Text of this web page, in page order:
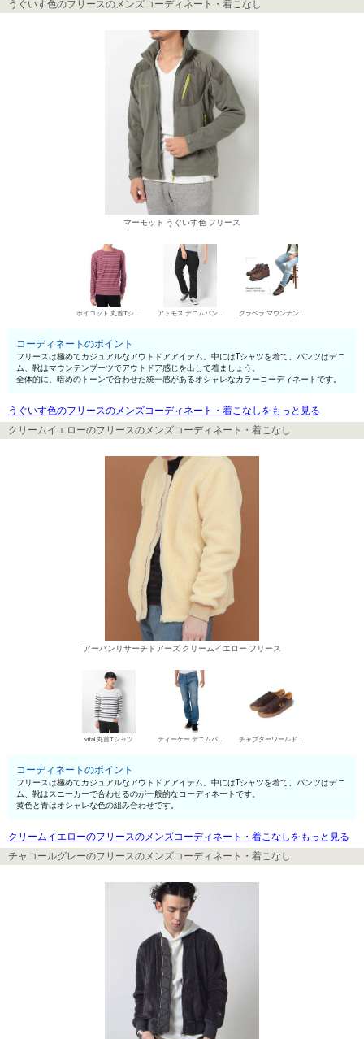
うぐいす色のフリースのメンズコーディネート・着こなし
マーモット うぐいす色 フリース
ボイコット 丸首Tシャツ アトモス デニムパンツ・ジーンズ グラベラ マウンテンブーツ
コーディネートのポイント
フリースは極めてカジュアルなアウトドアアイテム。中にはTシャツを着て、パンツはデニ
ム、靴はマウンテンブーツでアウトドア感じを出して着ましょう。
全体的に、暗めのトーンで合わせた統一感があるオシャレなカラーコーディネートです。
うぐいす色のフリースのメンズコーディネート・着こなしをもっと見る
クリームイエローのフリースのメンズコーディネート・着こなし
アーバンリサーチドアーズ クリームイエロー フリース
vital 丸首Tシャツ ティーケー デニムパンツ・ジーンズ チャプターワールド ローカットスニーカー
コーディネートのポイント
フリースは極めてカジュアルなアウトドアアイテム。中にはTシャツを着て、パンツはデニ
ム、靴はスニーカーで合わせるのが一般的なコーディネートです。
黄色と青はオシャレな色の組み合わせです。
クリームイエローのフリースのメンズコーディネート・着こなしをもっと見る
チャコールグレーのフリースのメンズコーディネート・着こなし